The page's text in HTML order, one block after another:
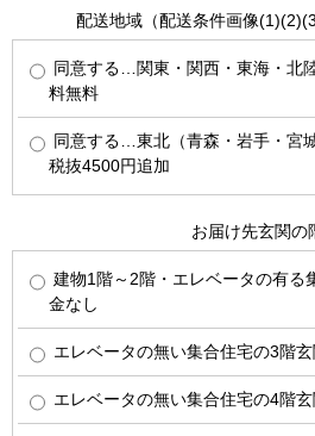
配送地域（配送条件画像
同意する…関東・関西・東海・北
料無料
同意する…東北（青森・岩手・宮
税抜4500円追加
お届け先玄関の
建物1階～2階・エレベータの有
金なし
エレベータの無い集合住宅の3階
エレベータの無い集合住宅の4階